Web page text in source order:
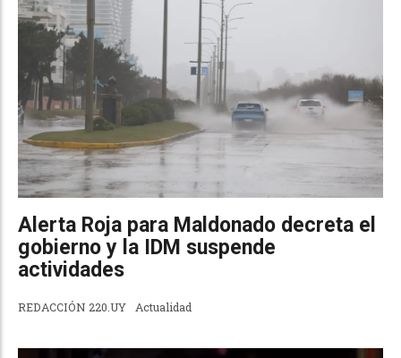
Alerta Roja para Maldonado decreta el
gobierno y la IDM suspende
actividades
REDACCIÓN 220.UY Actualidad